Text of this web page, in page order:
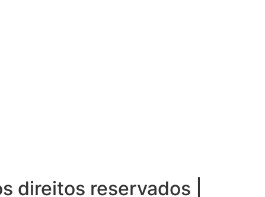
direitos reservados |